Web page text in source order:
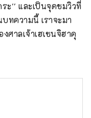
ระ'' และเป็นจุดชมวิวที่
ทความนี้ เราจะมา
ศาลเจ้าเฮเซนจิฮาคุ